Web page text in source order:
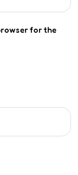
for the